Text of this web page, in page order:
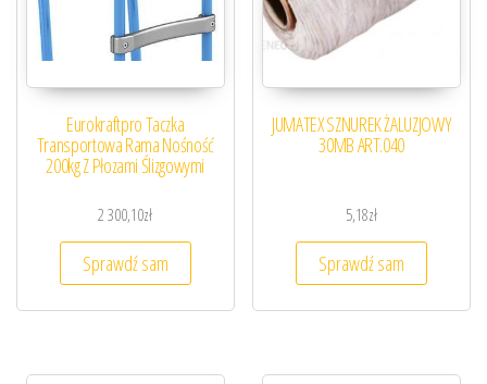
Eurokraftpro Taczka
Transportowa Rama Nośność
200kg Z Płozami Ślizgowymi
2 300,10zł
Sprawdź sam
JUMATEX SZNUREK ŻALUZJOWY
30MB ART.040
5,18zł
Sprawdź sam